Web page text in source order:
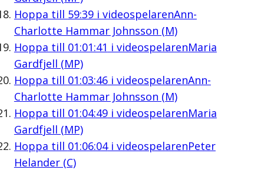
Hoppa till 59:39i videospelarenAnn-
Charlotte Hammar Johnsson (M)
Hoppa till 01:01:41 i videospelarenMaria
Gardfjell (MP)
Hoppa till 01:03:46i videospelarenAnn-
Charlotte Hammar Johnsson (M)
Hoppa till 01:04:49i videospelarenMaria
Gardfjell (MP)
Hoppa till 01:06:04i videospelarenPeter
Helander (C)